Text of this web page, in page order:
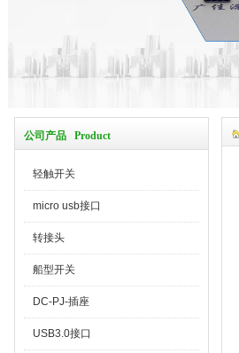
公司产品 Product
轻触开关
micro usb接口
转接头
船型开关
DC-PJ-插座
USB3.0接口